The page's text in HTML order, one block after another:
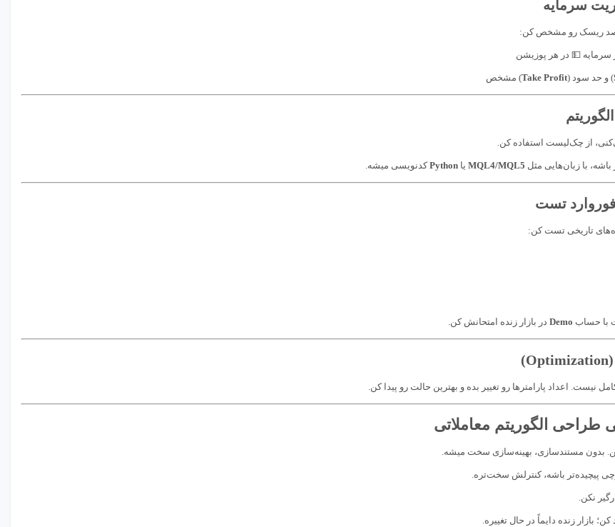
ریسک رو مشخص کن:
) و حد سود (Take Profit) مشخص
از چک‌لیست استفاده کن.
با زبان‌هایی مثل MQL4/MQL5 یاPythonکدنویسی میشه.
تاریخی تست کن:
با حساب Demo در بازار زنده امتحانش کن.
نیست. اعداد پارامترها رو تغییر بده و بهترین حالت رو پیدا کن.
طراحی الگوریتم معاملاتی
بدون مستندسازی، بهینه‌سازی سخت میشه.
پیچیده‌تر باشه، کنترلش سخت‌تره.
نکن.
بازار زنده دایماً در حال تغییره.